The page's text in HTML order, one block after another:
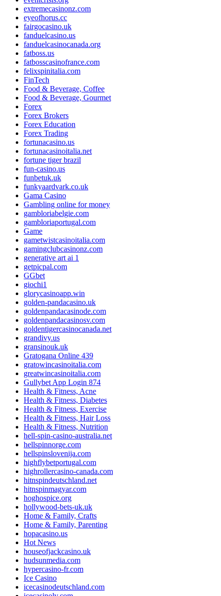
extremecasinonz.com
eyeofhorus.cc
fairgocasino.uk
fanduelcasino.us
fanduelcasinocanada.org
fatboss.us
fatbosscasinofrance.com
felixspinitalia.com
FinTech
Food & Beverage, Coffee
Food & Beverage, Gourmet
Forex
Forex Brokers
Forex Education
Forex Trading
fortunacasino.us
fortunacasinoitalia.net
fortune tiger brazil
fun-casino.us
funbetuk.uk
funkyaardvark.co.uk
Gama Casino
Gambling online for money
gambloriabelgie.com
gambloriaportugal.com
Game
gametwistcasinoitalia.com
gamingclubcasinonz.com
generative art ai 1
getpicpal.com
GGbet
giochi1
glorycasinoapp.win
golden-pandacasino.uk
goldenpandacasinode.com
goldenpandacasinosv.com
goldentigercasinocanada.net
grandivy.us
gransinouk.uk
Gratogana Online 439
gratowincasinoitalia.com
greatwincasinoitalia.com
Gullybet App Login 874
Health & Fitness, Acne
Health & Fitness, Diabetes
Health & Fitness, Exercise
Health & Fitness, Hair Loss
Health & Fitness, Nutrition
hell-spin-casino-australia.net
hellspinnorge.com
hellspinslovenija.com
highflybetportugal.com
highrollercasino-canada.com
hitnspindeutschland.net
hitnspinmagyar.com
hoghospice.org
hollywood-bets-uk.uk
Home & Family, Crafts
Home & Family, Parenting
hopacasino.us
Hot News
houseofjackcasino.uk
hudsunmedia.com
hypercasino-fr.com
Ice Casino
icecasinodeutschland.com